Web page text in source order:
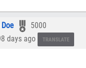
5000
days ago
TRANSLATE